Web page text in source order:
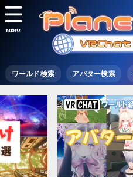
ワールド検索 アバター検索
MENU